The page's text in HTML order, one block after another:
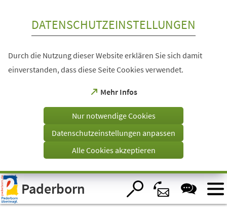
Visuelle
Assistenzsoftware
öffnen.
DATENSCHUTZEINSTELLUNGEN
Durch die Nutzung dieser Website erklären Sie sich damit
einverstanden, dass diese Seite Cookies verwendet.
Mehr Infos
(Öffnet
einem
Tab)
Nur notwendige Cookies
Datenschutzeinstellungen anpassen
Alle Cookies akzeptieren
Paderborn